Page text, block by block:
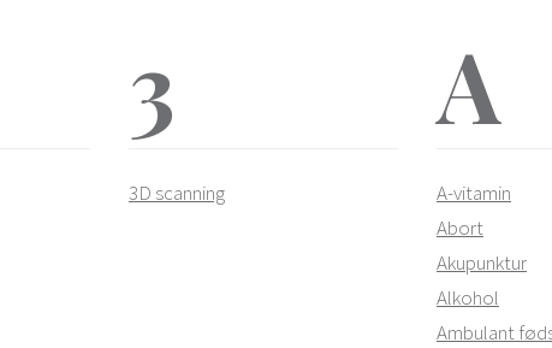
3
3D scanning
A
A-vitamin
Abort
Akupunktur
Alkohol
Ambulant